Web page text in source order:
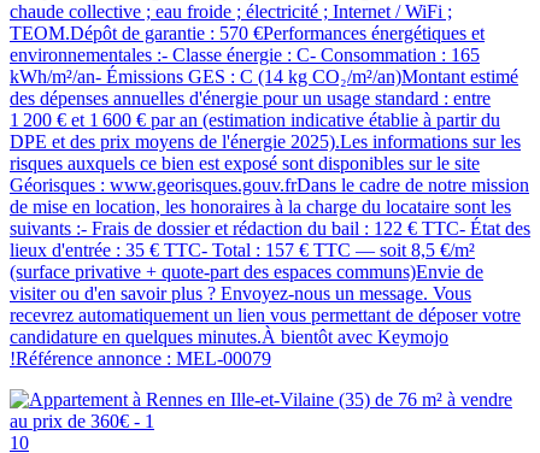
chaude collective ; eau froide ; électricité ; Internet / WiFi ;
TEOM.Dépôt de garantie : 570 €Performances énergétiques et
environnementales :- Classe énergie : C- Consommation : 165
kWh/m²/an- Émissions GES : C (14 kg CO₂/m²/an)Montant estimé
des dépenses annuelles d'énergie pour un usage standard : entre
1 200 € et 1 600 € par an (estimation indicative établie à partir du
DPE et des prix moyens de l'énergie 2025).Les informations sur les
risques auxquels ce bien est exposé sont disponibles sur le site
Géorisques : www.georisques.gouv.frDans le cadre de notre mission
de mise en location, les honoraires à la charge du locataire sont les
suivants :- Frais de dossier et rédaction du bail : 122 € TTC- État des
lieux d'entrée : 35 € TTC- Total : 157 € TTC — soit 8,5 €/m²
(surface privative + quote-part des espaces communs)Envie de
visiter ou d'en savoir plus ? Envoyez-nous un message. Vous
recevrez automatiquement un lien vous permettant de déposer votre
candidature en quelques minutes.À bientôt avec Keymojo
!Référence annonce : MEL-00079
10